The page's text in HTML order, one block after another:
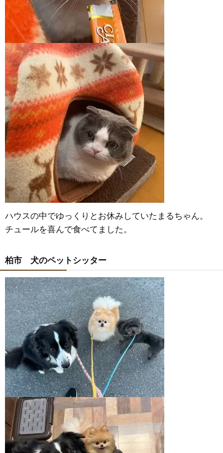
ハウスの中でゆっくりとお休みしていたまるちゃん。
チュールを喜んで食べてました。
柏市 犬のペットシッター